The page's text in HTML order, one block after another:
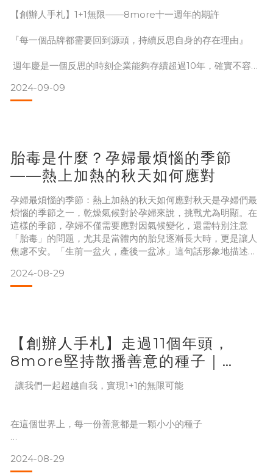
【創辦人手札】1+1無限——8more十一週年的期許
『每一個品牌都需要回到源頭，持續反思自身的存在理由』
週年慶是一個反思的時刻企業能夠存續超過10年，確實不容
矛盾，1%並不代表永續，只能以倖存者的心態去感恩；而剩下
的99%企業，或許已經無所眷戀、無所牽掛。即便屬於那1%的
2024-09-09
胎毒是什麼？孕婦最煩惱的季節
——熱上加熱的秋天如何應對
孕婦最煩惱的季節：熱上加熱的秋天如何應對秋天是孕婦們最
煩惱的季節之一，乾燥氣候對於孕婦來說，挑戰尤為明顯。在
這樣的季節，孕婦不僅需要應對因氣候變化，還需特別注意
「胎毒」的問題，尤其是當體內的胎兒逐漸長大時，更是讓人
焦慮不安。「生前一盆火，產後一盆冰」這句話形象地描述了
當，容易導致胎毒問題，進而影響到母親和新生兒的健康。 胎
毒不是毒，是體內慢性發炎胎毒是中醫中的一個概念，指的是
2024-08-29
【創辦人手札】走過11個年頭，
8more堅持散播善意的種子｜
2024中秋公益禮盒
讓我們一起超越自我，實現1+1的無限可能
在這個世界上，每一份善意都是一顆小小的種子
可能不起眼，但一旦落地
2024-08-29